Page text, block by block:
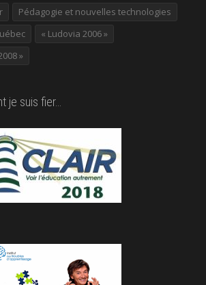
Pédagogie et nouvelles technologies
« Ludovia 2006 »
»
je suis fier…